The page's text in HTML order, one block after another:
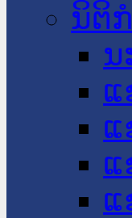
ນິຕິ
ນ
ແ
ແ
ແ
ແ